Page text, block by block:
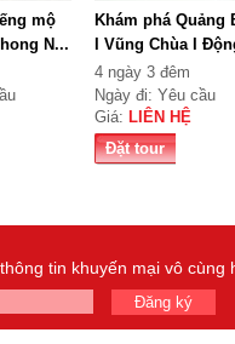
mộ
N...
Khám phá Quảng
I Vũng Chùa I
4 ngày 3 đêm
Ngày đi: Yêu cầu
Giá: LIÊN HỆ
Đặt tour
tin khuyến mại vô cùng
Đăng ký